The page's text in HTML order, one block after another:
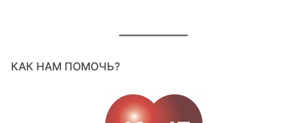
КАК НАМ ПОМОЧЬ?